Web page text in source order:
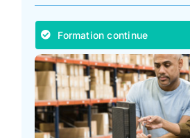
Formation continue